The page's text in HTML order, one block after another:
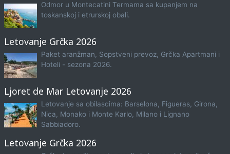
Odmor u Montecatini Termama sa kupanjem na
toskanskoj i etrurskoj obali.
Letovanje Grčka 2026
Paket aranžman, Sopstveni prevoz, Grčka Apartmani i
Hoteli - sezona 2026.
Ljoret de Mar Letovanje 2026
Letovanje sa obilascima: Barselona, Figueras, Girona,
Nica, Monako i Monte Karlo, Milano i Lignano
Sabbiadoro.
Letovanje Grčka 2026